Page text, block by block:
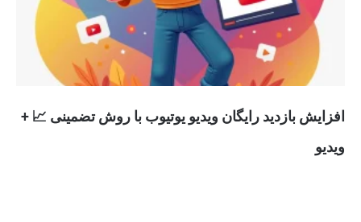
افزایش بازدید رایگان ویدیو یوتیوب با روش تضمینی 📈 +
ویدیو